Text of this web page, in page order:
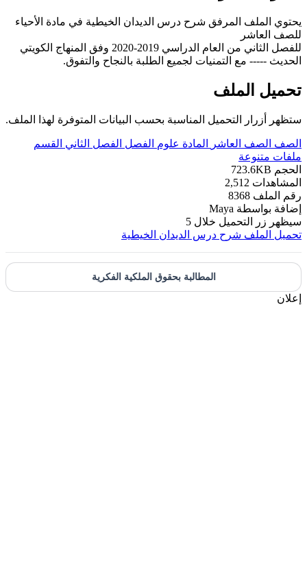
يحتوي الملف المرفق شرح درس الديدان الخيطية في مادة الأحياء
للصف العاشر
للفصل الثاني من العام الدراسي 2019-2020 وفق المنهاج الكويتي
الحديث ----- مع التمنيات لجميع الطلبة بالنجاح والتفوق.
تحميل الملف
ستظهر أزرار التحميل المناسبة بحسب البيانات المتوفرة لهذا الملف.
الصف الصف العاشر المادة علوم الفصل الفصل الثاني
القسم
ملفات متنوعة
الحجم 723.6KB
المشاهدات 2,512
رقم الملف 8368
إضافة بواسطة Maya
سيظهر زر التحميل خلال 5
تحميل الملف شرح درس الديدان الخيطية
المطالبة بحقوق الملكية الفكرية
إعلان